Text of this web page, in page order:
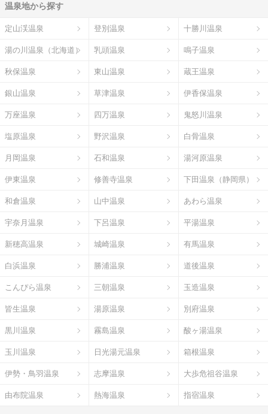
温泉地から探す
定山渓温泉 登別温泉 十勝川温泉
湯の川温泉（北海道） 乳頭温泉 鳴子温泉
秋保温泉 東山温泉 蔵王温泉
銀山温泉 草津温泉 伊香保温泉
万座温泉 四万温泉 鬼怒川温泉
塩原温泉 野沢温泉 白骨温泉
月岡温泉 石和温泉 湯河原温泉
伊東温泉 修善寺温泉 下田温泉（静岡県）
和倉温泉 山中温泉 あわら温泉
宇奈月温泉 下呂温泉 平湯温泉
新穂高温泉 城崎温泉 有馬温泉
白浜温泉 勝浦温泉 道後温泉
こんぴら温泉 三朝温泉 玉造温泉
皆生温泉 湯原温泉 別府温泉
黒川温泉 霧島温泉 酸ヶ湯温泉
玉川温泉 日光湯元温泉 箱根温泉
伊勢・鳥羽温泉 志摩温泉 大歩危祖谷温泉
由布院温泉 熱海温泉 指宿温泉